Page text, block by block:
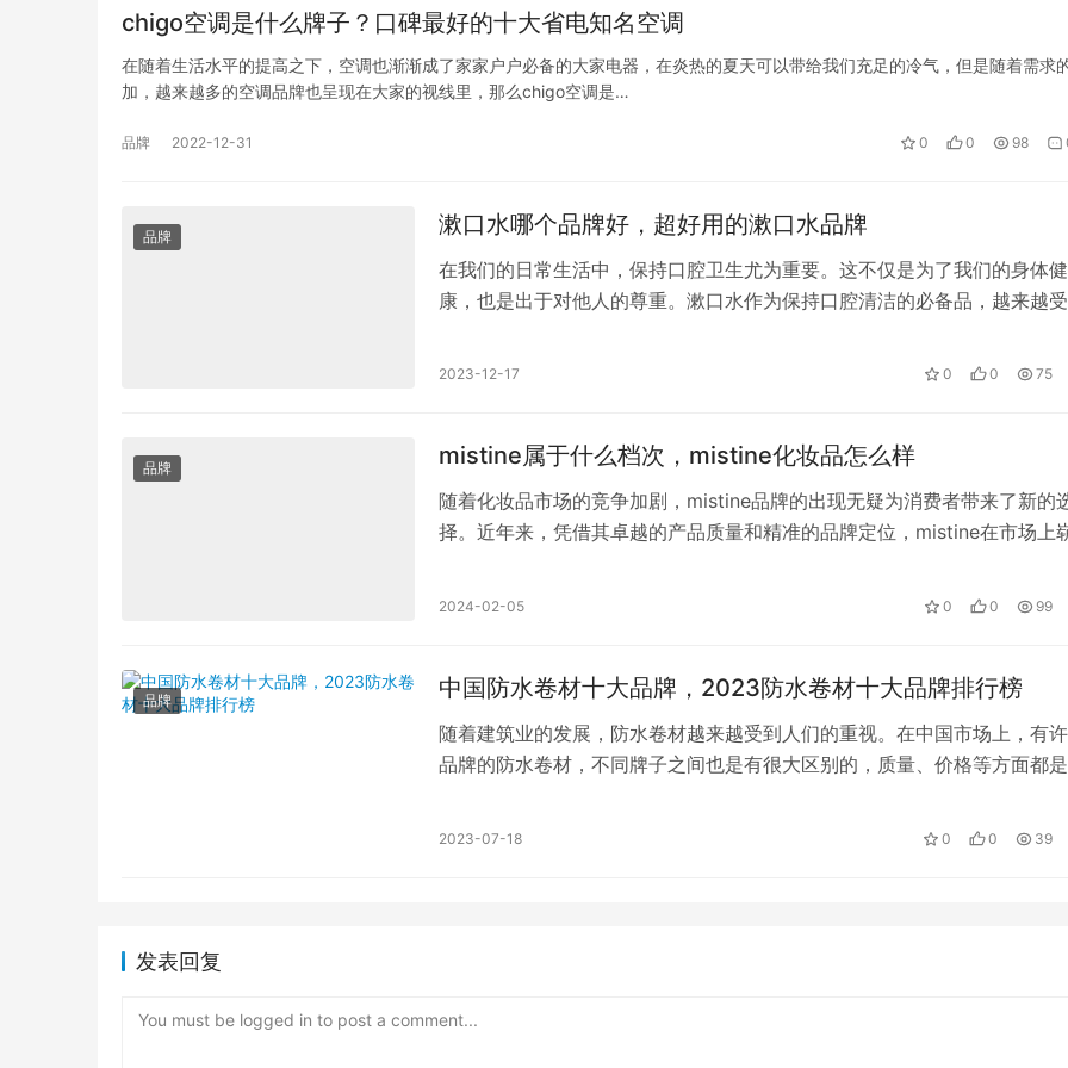
chigo空调是什么牌子？口碑最好的十大省电知名空调
在随着生活水平的提高之下，空调也渐渐成了家家户户必备的大家电器，在炎热的夏天可以带给我们充足的冷气，但是随着需求
加，越来越多的空调品牌也呈现在大家的视线里，那么chigo空调是…
品牌 2022-12-31 0 0 98
品牌 漱口水哪个品牌好，超好用的漱口水品牌
在我们的日常生活中，保持口腔卫生尤为重要。这不仅是为了我们的身体健
康，也是出于对他人的尊重。漱口水作为保持口腔清洁的必备品，越来越受
2023-12-17 0 0 75
品牌 mistine属于什么档次，mistine化妆品怎么样
随着化妆品市场的竞争加剧，mistine品牌的出现无疑为消费者带来了新的
择。近年来，凭借其卓越的产品质量和精准的品牌定位，mistine在市场上
2024-02-05 0 0 99
品牌 中国防水卷材十大品牌，2023防水卷材十大品牌排行榜
随着建筑业的发展，防水卷材越来越受到人们的重视。在中国市场上，有
品牌的防水卷材，不同牌子之间也是有很大区别的，质量、价格等方面都是
2023-07-18 0 0 39
发表回复
You must be logged in to post a comment...